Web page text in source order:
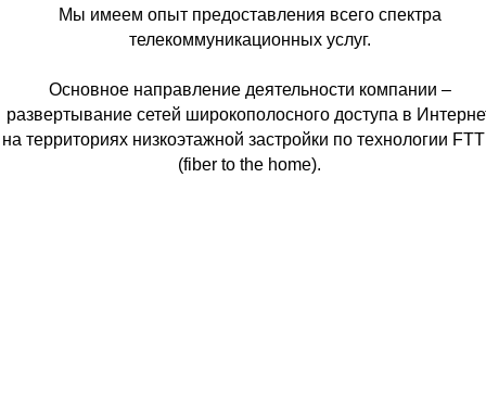
Мы имеем опыт предоставления всего спектра
телекоммуникационных услуг.
Основное направление деятельности компании –
развертывание сетей широкополосного доступа в
на территориях низкоэтажной застройки по технологии
(fiber to the home).